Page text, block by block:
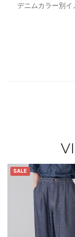
デニムカラー別イ
SALE